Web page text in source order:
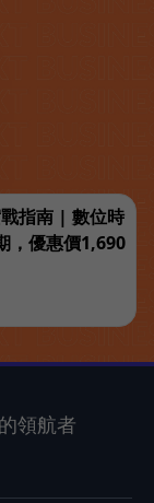
指南 | 數位時
，優惠價1,690
領航者